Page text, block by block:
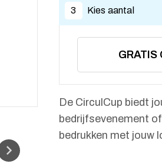
3 Kies aantal
GRATIS
De CirculCup biedt
bedrijfsevenement
bedrukken met jouw